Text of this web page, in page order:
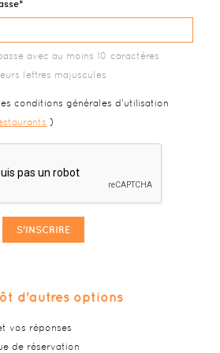
avec au moins 10 caractères
lettres majuscules
conditions générales d'utilisation
)
S'INSCRIRE
d'autres options
vos réponses
de réservation